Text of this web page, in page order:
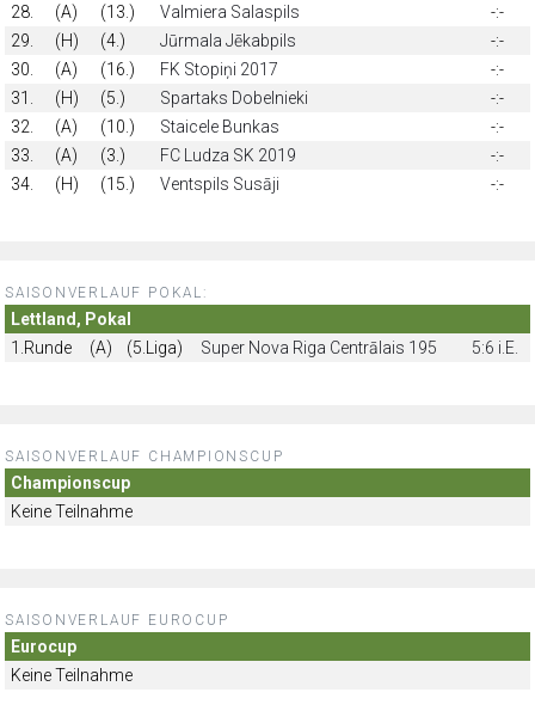
28.
(A) (13.) Valmiera Salaspils
-:-
29.
(H) (4.) Jūrmala Jēkabpils
-:-
30.
(A) (16.) FK Stopiņi 2017
-:-
31.
(H) (5.) Spartaks Dobelnieki
-:-
32.
(A) (10.) Staicele Bunkas
-:-
33.
(A) (3.) FC Ludza SK 2019
-:-
34.
(H) (15.) Ventspils Susāji -:-
SAISONVERLAUF POKAL:
Lettland, Pokal
1.Runde
(A) (5.Liga) Super Nova Riga Centrālais 195 5:6 i.E.
SAISONVERLAUF CHAMPIONSCUP
Championscup
Keine Teilnahme
SAISONVERLAUF EUROCUP
Eurocup
Keine Teilnahme